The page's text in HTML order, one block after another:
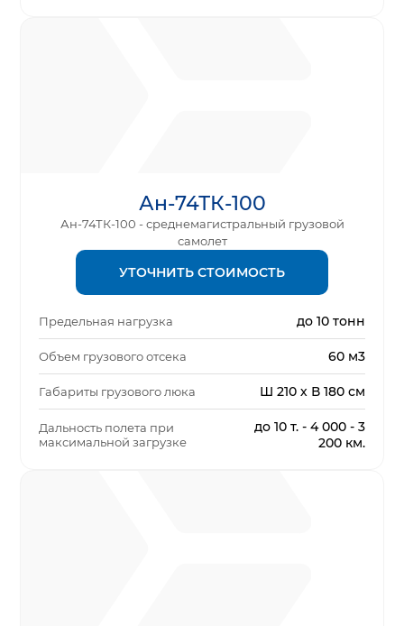
Ан-74ТК-100
Ан-74ТК-100 - среднемагистральный грузовой
самолет
УТОЧНИТЬ СТОИМОСТЬ
Предельная нагрузка до 10 тонн
Объем грузового отсека 60 м3
Габариты грузового люка Ш 210 х В 180 см
Дальность полета при
максимальной загрузке
до 10 т. - 4 000 - 3
200 км.